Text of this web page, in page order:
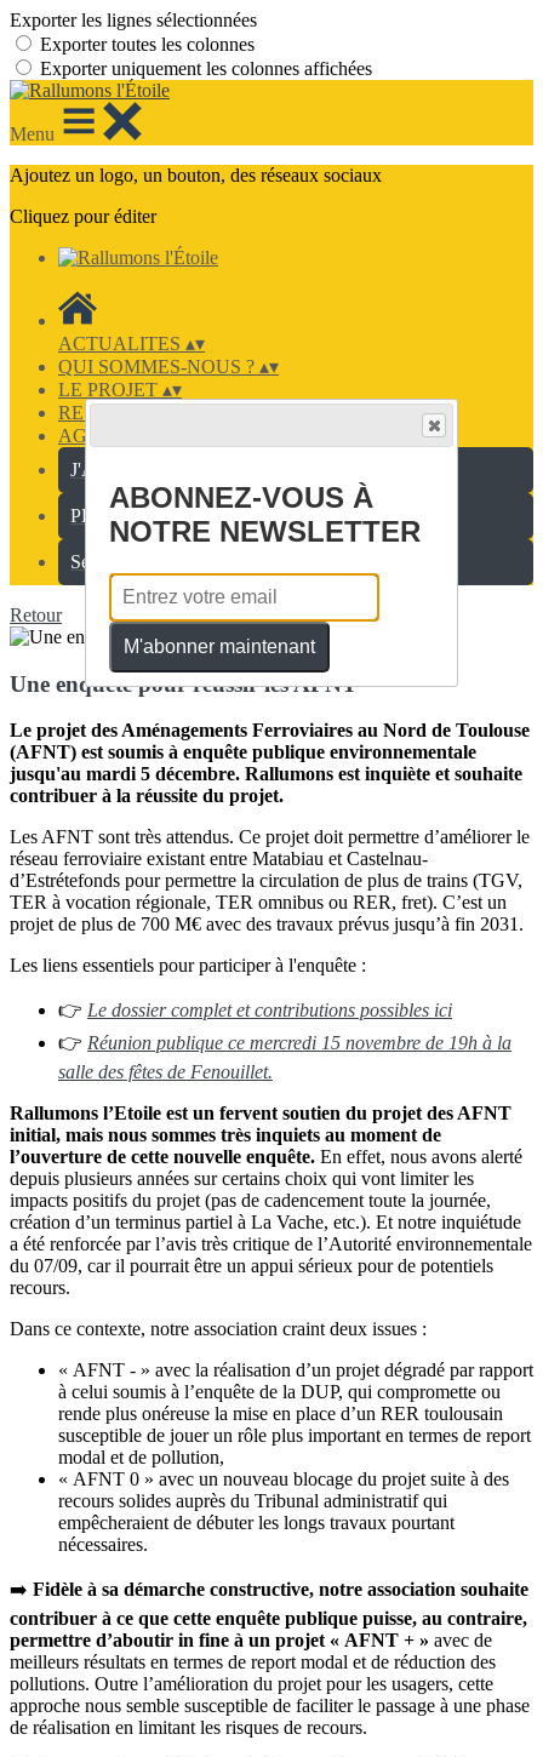
Exporter les lignes sélectionnées
Exporter toutes les colonnes
Exporter uniquement les colonnes affichées
Menu
Ajoutez un logo, un bouton, des réseaux sociaux
Cliquez pour éditer
ACTUALITES ▴▾
QUI SOMMES-NOUS ? ▴▾
LE PROJET ▴▾
RESSOURCES PEDAGOGIQUES
AGIR AVEC NOUS
J'ADHÈRE !
PÉTITIONS
Se connecter
Retour
Une enquête pour réussir les AFNT
Le projet des Aménagements Ferroviaires au Nord de Toulouse
(AFNT) est soumis à enquête publique environnementale
jusqu'au mardi 5 décembre. Rallumons est inquiète et souhaite
contribuer à la réussite du projet.
Les AFNT sont très attendus. Ce projet doit permettre d’améliorer le
réseau ferroviaire existant entre Matabiau et Castelnau-
d’Estrétefonds pour permettre la circulation de plus de trains (TGV,
TER à vocation régionale, TER omnibus ou RER, fret). C’est un
projet de plus de 700 M€ avec des travaux prévus jusqu’à fin 2031.
Les liens essentiels pour participer à l'enquête :
👉 Le dossier complet et contributions possibles ici
👉 Réunion publique ce mercredi 15 novembre de 19h à la
salle des fêtes de Fenouillet.
Rallumons l’Etoile est un fervent soutien du projet des AFNT
initial, mais nous sommes très inquiets au moment de
l’ouverture de cette nouvelle enquête. En effet, nous avons alerté
depuis plusieurs années sur certains choix qui vont limiter les
impacts positifs du projet (pas de cadencement toute la journée,
création d’un terminus partiel à La Vache, etc.). Et notre inquiétude
a été renforcée par l’avis très critique de l’Autorité environnementale
du 07/09, car il pourrait être un appui sérieux pour de potentiels
recours.
Dans ce contexte, notre association craint deux issues :
« AFNT - » avec la réalisation d’un projet dégradé par rapport
à celui soumis à l’enquête de la DUP, qui compromette ou
rende plus onéreuse la mise en place d’un RER toulousain
susceptible de jouer un rôle plus important en termes de report
modal et de pollution,
« AFNT 0 » avec un nouveau blocage du projet suite à des
recours solides auprès du Tribunal administratif qui
empêcheraient de débuter les longs travaux pourtant
nécessaires.
➡️ Fidèle à sa démarche constructive, notre association souhaite
contribuer à ce que cette enquête publique puisse, au contraire,
permettre d’aboutir in fine à un projet « AFNT + » avec de
meilleurs résultats en termes de report modal et de réduction des
pollutions. Outre l’amélioration du projet pour les usagers, cette
approche nous semble susceptible de faciliter le passage à une phase
de réalisation en limitant les risques de recours.
ABONNEZ-VOUS À
NOTRE NEWSLETTER
M'abonner maintenant